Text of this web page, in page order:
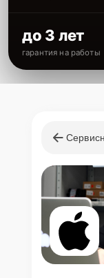
до 3 лет
гарантия на работы